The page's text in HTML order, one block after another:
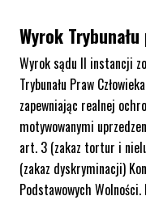
Wyrok
Wyrok sądu II instancji
Trybunału Praw
zapewniając realnej
motywowanymi
art. 3 (zakaz tortur i
(zakaz dyskryminacji)
Podstawowych